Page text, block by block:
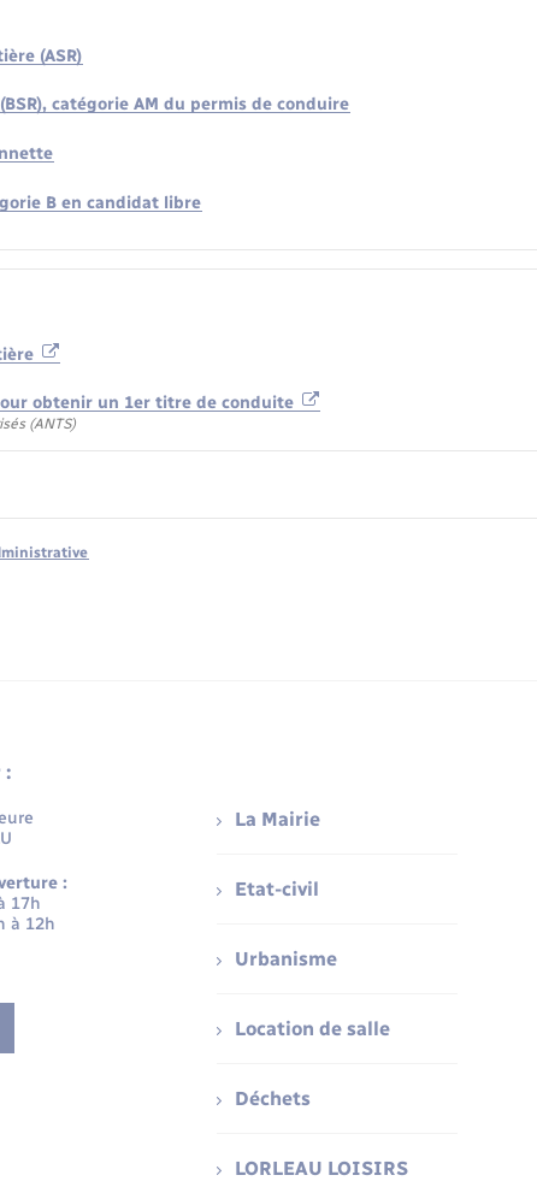
(ASR)
catégorie AM du permis de conduire
B en candidat libre
obtenir un 1er titre de conduite
(ANTS)
:
:
17h
à 12h
La Mairie
Etat-civil
Urbanisme
Location de salle
Déchets
LORLEAU LOISIRS